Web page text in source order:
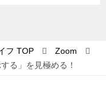
フ TOP
Zoom
る」を見極める！